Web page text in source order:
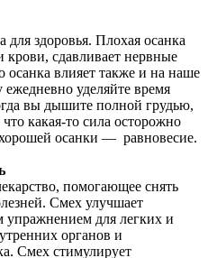
для здоровья. Плохая осанка
сдавливает нервные
влияет также и на наше
уделяйте время
вы дышите полной грудью,
какая-то сила осторожно
осанки — равновесие.
помогающее снять
Смех улучшает
упражнением для легких и
органов и
Смех стимулирует